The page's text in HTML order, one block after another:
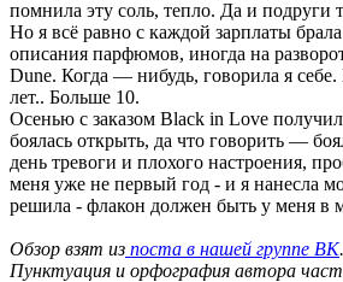
помнила эту соль, тепло. Да и подруги
Но я всё равно с каждой зарплаты
описания парфюмов, иногда на
Dune. Когда — нибудь, говорила я
лет.. Больше 10.
Осенью с заказом Black in Love
боялась открыть, да что говорить —
день тревоги и плохого настроения,
меня уже не первый год - и я нанесла
решила - флакон должен быть у меня в
Обзор взят из поста в нашей группе ВК.
Пунктуация и орфография автора